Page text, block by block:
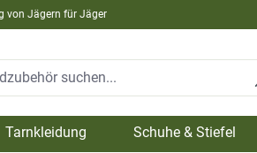
von Jägern für Jäger
Tarnkleidung Schuhe & Stiefel